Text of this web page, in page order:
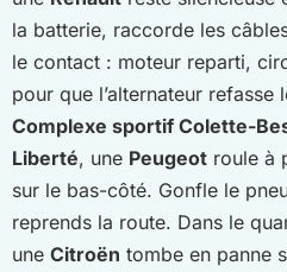
la batterie, raccorde les
le contact : moteur reparti,
pour que l’alternateur refasse
Complexe sportif Colette-
Liberté, une Peugeot roule à
sur le bas-côté. Gonfle le
reprends la route. Dans le
une Citroën tombe en panne